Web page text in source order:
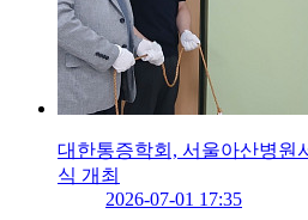
대한통증학회, 서울아산병원
식 개최
2026-07-01 17:35